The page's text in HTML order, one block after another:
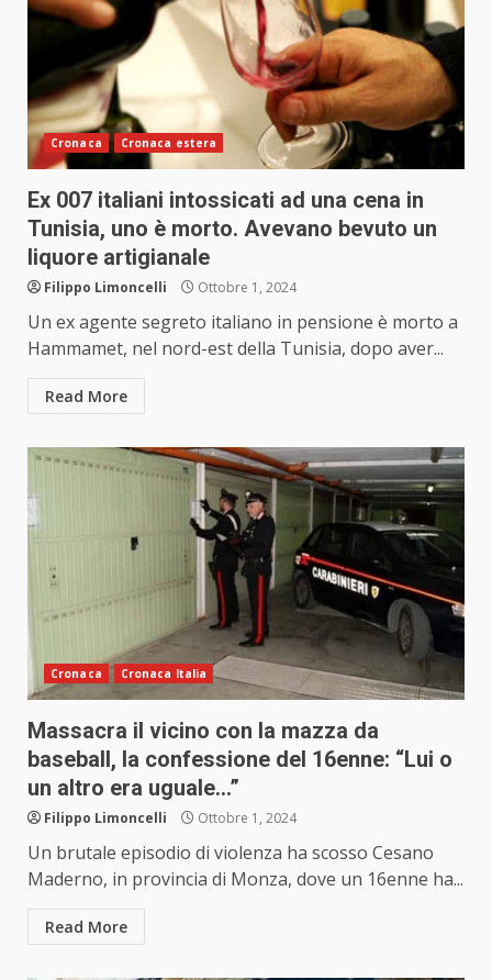
Cronaca Cronaca estera
Ex 007 italiani intossicati ad una cena in
Tunisia, uno è morto. Avevano bevuto un
liquore artigianale
Filippo Limoncelli Ottobre 1, 2024
Un ex agente segreto italiano in pensione è morto a
Hammamet, nel nord-est della Tunisia, dopo aver...
Read More
Cronaca Cronaca Italia
Massacra il vicino con la mazza da
baseball, la confessione del 16enne: “Lui o
un altro era uguale…”
Filippo Limoncelli Ottobre 1, 2024
Un brutale episodio di violenza ha scosso Cesano
Maderno, in provincia di Monza, dove un 16enne ha...
Read More